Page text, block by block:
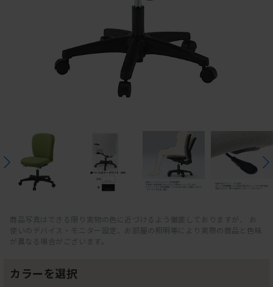
商品写真はできる限り実物の色に近づけるよう徹底しておりますが、 お
使いのデバイス・モニター設定、お部屋の照明等により実際の商品と色味
が異なる場合がございます。
カラーを選択